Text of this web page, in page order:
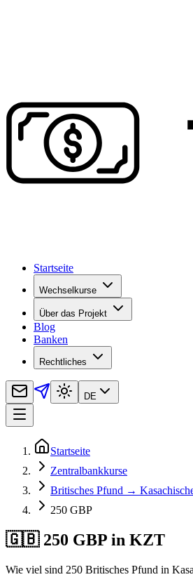
Startseite
Wechselkurse
Über das Projekt
Blog
Banken
Rechtliches
DE
Startseite
Zentralbankkurse
Britisches Pfund →
250 GBP
🇬🇧 250 GBP in KZT
Wie viel sind 250 Britisches Pfund in